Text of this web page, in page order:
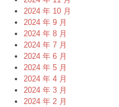
2024 年 10 月
2024 年 9 月
2024 年 8 月
2024 年 7 月
2024 年 6 月
2024 年 5 月
2024 年 4 月
2024 年 3 月
2024 年 2 月